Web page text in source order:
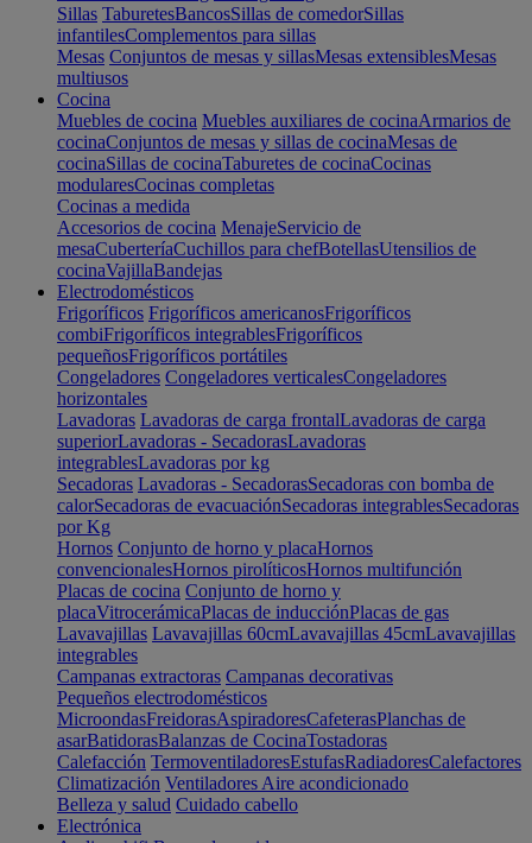
Sillas TaburetesBancosSillas de comedorSillas
infantilesComplementos para sillas
Mesas Conjuntos de mesas y sillasMesas extensiblesMesas
multiusos
Cocina
Muebles de cocina Muebles auxiliares de cocinaArmarios de
cocinaConjuntos de mesas y sillas de cocinaMesas de
cocinaSillas de cocinaTaburetes de cocinaCocinas
modularesCocinas completas
Cocinas a medida
Accesorios de cocina MenajeServicio de
mesaCuberteríaCuchillos para chefBotellasUtensilios de
cocinaVajillaBandejas
Electrodomésticos
Frigoríficos Frigoríficos americanosFrigoríficos
combiFrigoríficos integrablesFrigoríficos
pequeñosFrigoríficos portátiles
Congeladores Congeladores verticalesCongeladores
horizontales
Lavadoras Lavadoras de carga frontalLavadoras de carga
superiorLavadoras - SecadorasLavadoras
integrablesLavadoras por kg
Secadoras Lavadoras - SecadorasSecadoras con bomba de
calorSecadoras de evacuaciónSecadoras integrablesSecadoras
por Kg
Hornos Conjunto de horno y placaHornos
convencionalesHornos pirolíticosHornos multifunción
Placas de cocina Conjunto de horno y
placaVitrocerámicaPlacas de inducciónPlacas de gas
Lavavajillas Lavavajillas 60cmLavavajillas 45cmLavavajillas
integrables
Campanas extractoras Campanas decorativas
Pequeños electrodomésticos
MicroondasFreidorasAspiradoresCafeterasPlanchas de
asarBatidorasBalanzas de CocinaTostadoras
Calefacción TermoventiladoresEstufasRadiadoresCalefactores
Climatización Ventiladores Aire acondicionado
Belleza y salud Cuidado cabello
Electrónica